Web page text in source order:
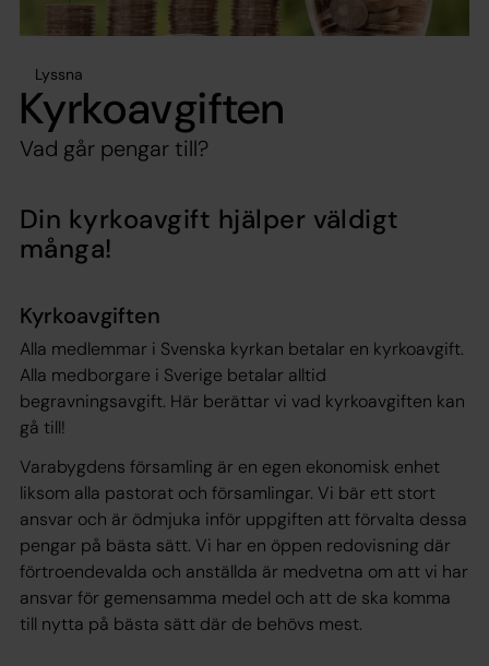
Lyssna
Kyrkoavgiften
Vad går pengar till?
Din kyrkoavgift hjälper väldigt
många!
Kyrkoavgiften
Alla medlemmar i Svenska kyrkan betalar en kyrkoavgift.
Alla medborgare i Sverige betalar alltid
begravningsavgift. Här berättar vi vad kyrkoavgiften kan
gå till!
Varabygdens församling är en egen ekonomisk enhet
liksom alla pastorat och församlingar. Vi bär ett stort
ansvar och är ödmjuka inför uppgiften att förvalta dessa
pengar på bästa sätt. Vi har en öppen redovisning där
förtroendevalda och anställda är medvetna om att vi har
ansvar för gemensamma medel och att de ska komma
till nytta på bästa sätt där de behövs mest.